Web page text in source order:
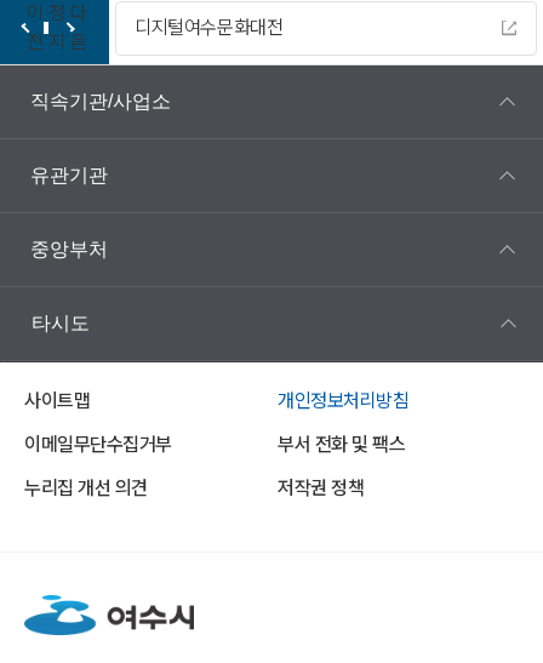
이
전
정
지
다
음
디지털여수문화대전
직속기관/사업소
유관기관
중앙부처
타시도
사이트맵
개인정보처리방침
이메일무단수집거부
부서 전화 및 팩스
누리집 개선 의견
저작권 정책